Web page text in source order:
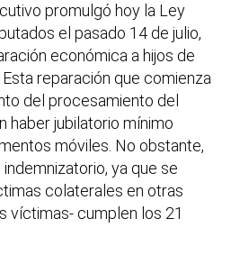
promulgó hoy la Ley
el pasado 14 de julio,
económica a hijos de
reparación que comienza
del procesamiento del
haber jubilatorio mínimo
móviles. No obstante,
ya que se
colaterales en otras
víctimas- cumplen los 21